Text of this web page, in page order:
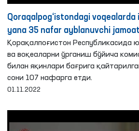
Qoraqalpog‘istondagi
yana 35 nafar ayblanuvchi
o‘z oilasi bag‘riga qaytarildi
Қорақалпоғистон Республикасида
ва воқеаларни ўрганиш бўйича
билан яқинлари бағрига
сони 107 нафарга етди.
01.11.2022